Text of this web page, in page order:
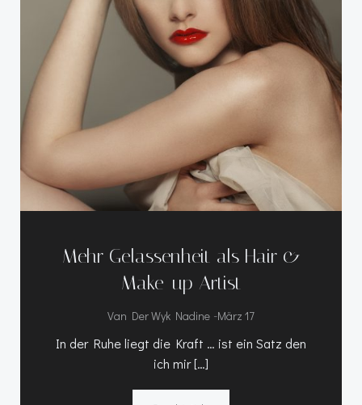
Mehr Gelassenheit als Hair &
Make-up Artist
Van Der Wyk Nadine -März 17
In der Ruhe liegt die Kraft … ist ein Satz den
ich mir […]